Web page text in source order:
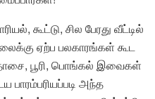
கூட்டு, சில பேரது வீட்டில்
ஏற்ப பலகாரங்கள் கூட
பூரி, பொங்கல் இவைகள்
அந்த